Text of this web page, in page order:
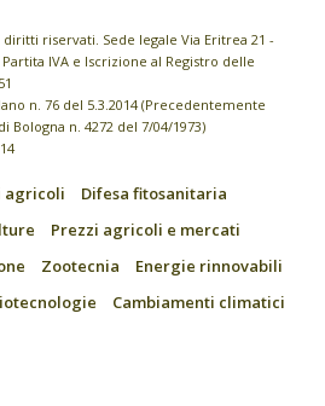
riservati. Sede legale Via Eritrea 21 -
IVA e Iscrizione al Registro delle
n. 76 del 5.3.2014 (Precedentemente
n. 4272 del 7/04/1973)
agricoli
Difesa fitosanitaria
Prezzi agricoli e mercati
Zootecnia
Energie rinnovabili
Cambiamenti climatici